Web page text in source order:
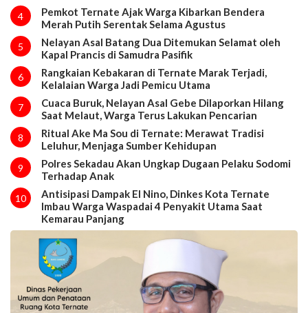
4
Pemkot Ternate Ajak Warga Kibarkan Bendera
Merah Putih Serentak Selama Agustus
5
Nelayan Asal Batang Dua Ditemukan Selamat oleh
Kapal Prancis di Samudra Pasifik
6
Rangkaian Kebakaran di Ternate Marak Terjadi,
Kelalaian Warga Jadi Pemicu Utama
7
Cuaca Buruk, Nelayan Asal Gebe Dilaporkan Hilang
Saat Melaut, Warga Terus Lakukan Pencarian
8
Ritual Ake Ma Sou di Ternate: Merawat Tradisi
Leluhur, Menjaga Sumber Kehidupan
9
Polres Sekadau Akan Ungkap Dugaan Pelaku Sodomi
Terhadap Anak
10
Antisipasi Dampak El Nino, Dinkes Kota Ternate
Imbau Warga Waspadai 4 Penyakit Utama Saat
Kemarau Panjang